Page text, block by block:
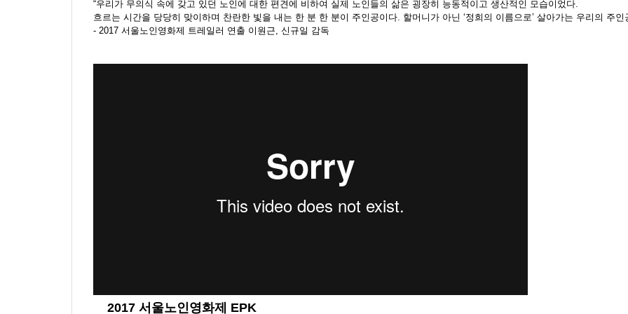
“우리가 무의식 속에 갖고 있던 노인에 대한 편견에 비하여 실제 노인들의 삶은 굉장히 능동적이고 생산적인 모습이었다.
흐르는 시간을 당당히 맞이하며 찬란한 빛을 내는 한 분 한 분이 주인공이다. 할머니가 아닌 ‘정희의 이름으로’ 살아가는 우리의 주인
- 2017 서울노인영화제 트레일러 연출 이원근, 신규일 감독
2017 서울노인영화제 EPK